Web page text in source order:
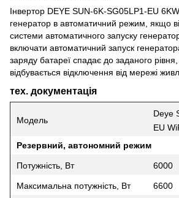
Інвертор DEYE SUN-6K-SG05LP1-EU
генератор в автоматичний режим, якщо
системи автоматичного запуску
включати автоматичний запуск
заряду батареї спадає до заданого
відбувається відключення від мережі
тех. документація
Модель
Deye
EU
Резервний, автономний режим
Потужність, Вт 6000
Максимальна потужність, Вт 6600